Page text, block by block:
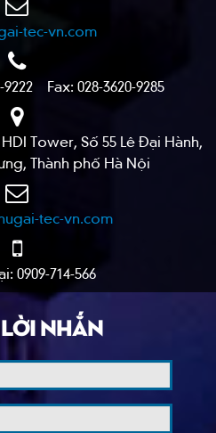
tec-vn.com
Fax: 028-3620-9285
Tower, Số 55 Lê Đại Hành,
Thành phố Hà Nội
tec-vn.com
0909-714-566
NHẮN